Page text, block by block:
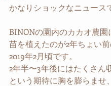
かなりショックなニュース
BINONの園内のカカオ農園
苗を植えたのが2年ちょい
2019年2月頃です。
2年半〜3年後にはたくさん
という期待に胸を膨らませ、